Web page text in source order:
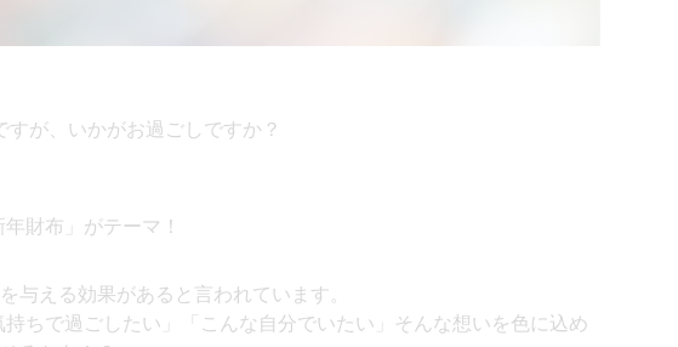
が、いかがお過ごしですか？
財布」がテーマ！
与える効果があると言われています。
ちで過ごしたい」「こんな自分でいたい」そんな想いを色に込め